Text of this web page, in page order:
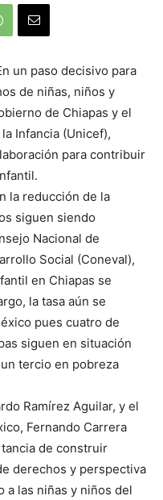
un paso decisivo para
de niñas, niños y
de Chiapas y el
Infancia (Unicef),
para contribuir
la reducción de la
siguen siendo
Nacional de
Social (Coneval),
en Chiapas se
la tasa aún se
pues cuatro de
siguen en situación
tercio en pobreza
Ramírez Aguilar, y el
Fernando Carrera
de construir
derechos y perspectiva
a las niñas y niños del